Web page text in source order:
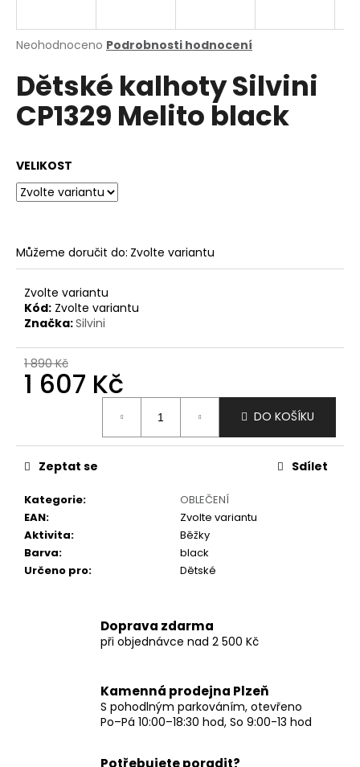
Průměrné
produktu
je
0,0
z
Neohodnoceno Podrobnosti hodnocení
Dětské kalhoty Silvini
CP1329 Melito black
VELIKOST
Můžeme doručit do: Zvolte variantu
Zvolte variantu
Kód: Zvolte variantu
Značka:Silvini
1 890 Kč
1 607 Kč
DO KOŠÍKU
Kategorie:
OBLEČENÍ
EAN:
Zvolte variantu
Aktivita:
Běžky
Barva:
black
Určeno pro: Dětské
Zeptat se Sdílet
Doprava zdarma
při objednávce nad 2 500 Kč
Kamenná prodejna Plzeň
S pohodlným parkováním, otevřeno
Po–Pá 10:00–18:30 hod, So 9:00-13 hod
Potřebujete poradit?
j
t
?
D
o
p
o
u
č
u
e